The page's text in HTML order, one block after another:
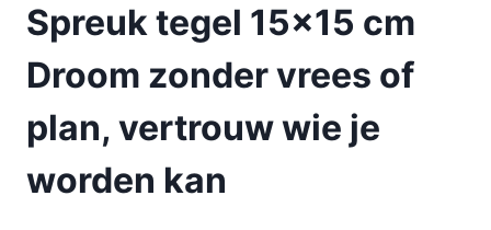
Spreuk tegel 15×15 cm
Droom zonder vrees of
plan, vertrouw wie je
worden kan